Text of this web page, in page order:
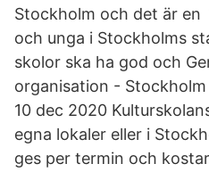
Stockholm och det är en
och unga i Stockholms
skolor ska ha god och
organisation -
10 dec 2020
egna lokaler eller i
ges per termin och